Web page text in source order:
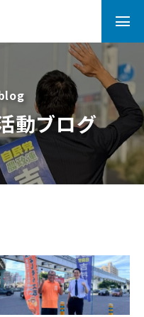
動ブログ